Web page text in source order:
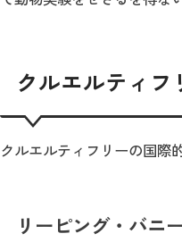
クルエルティ
クルエルティフリーの国際
リーピング・バ